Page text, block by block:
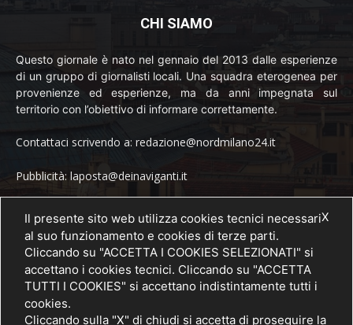
CHI SIAMO
Questo giornale è nato nel gennaio del 2013 dalle esperienze
di un gruppo di giornalisti locali. Una squadra eterogenea per
provenienze ed esperienze, ma da anni impegnata sul
territorio con l’obiettivo di informare correttamente.
Contattaci scrivendo a: redazione@nordmilano24.it
Pubblicità: laposta@deinaviganti.it
Tel. 389 1492573
SEGUICI
X
Il presente sito web utilizza cookies tecnici necessari
al suo funzionamento e cookies di terze parti.
Cliccando su "ACCETTA I COOKIES SELEZIONATI" si
accettano i cookies tecnici. Cliccando su "ACCETTA
TUTTI I COOKIES" si accettano indistintamente tutti i
cookies.
Cliccando sulla "X" di chiudi si accetta di proseguire la